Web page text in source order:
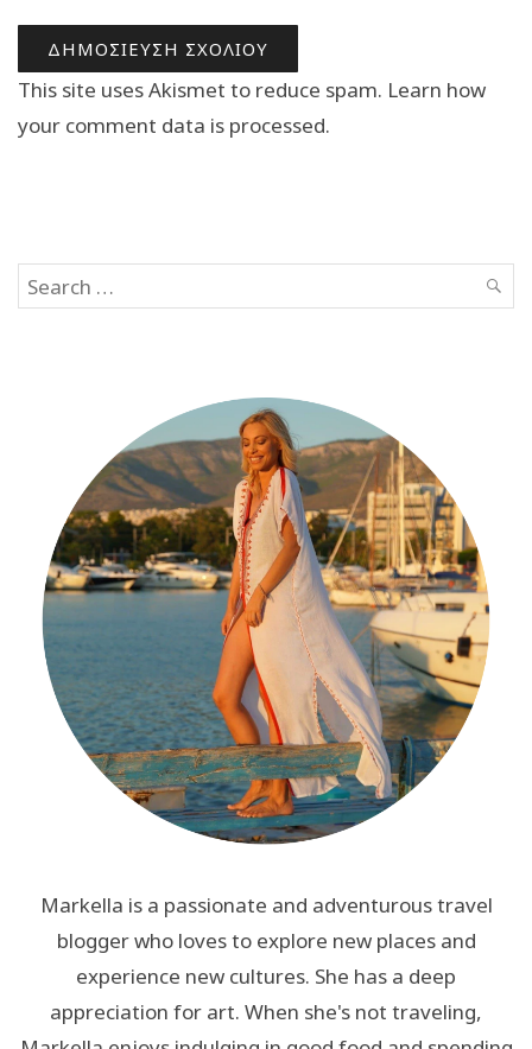
This site uses Akismet to reduce spam. Learn how
your comment data is processed.
Search
for:
Markella is a passionate and adventurous travel
blogger who loves to explore new places and
experience new cultures. She has a deep
appreciation for art. When she's not traveling,